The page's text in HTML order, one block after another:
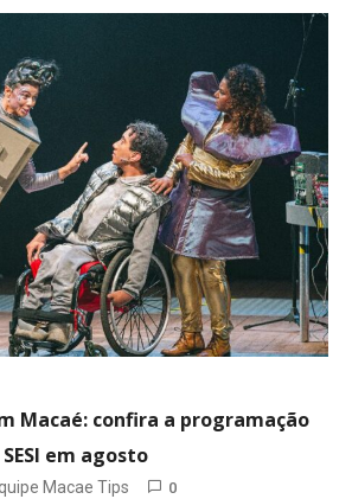
Macaé: confira a programação
em agosto
Macae Tips 0